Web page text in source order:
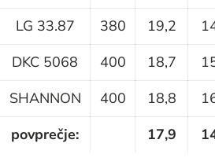
LG 33.87
380 19,2
DKC 5068
400 18,7
SHANNON
400 18,8
povprečje:
17,9